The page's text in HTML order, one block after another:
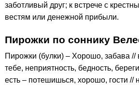
заботливый друг; к встрече с
вестям или денежной прибыли.
Пирожки по соннику
Пирожки (булки) – Хорошо, забава //
тебе, неприятность, бедность,
есть – потешишься, хорошо, гости //